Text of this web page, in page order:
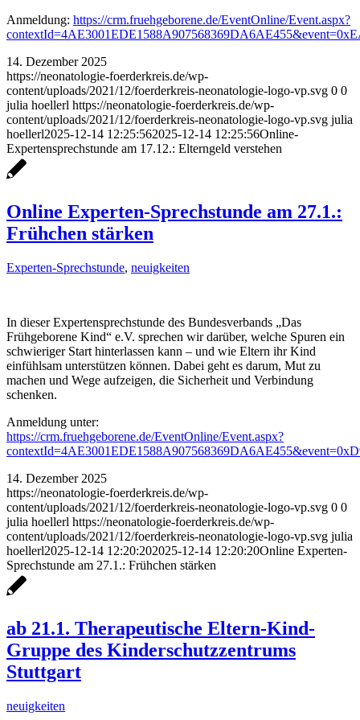
Anmeldung: https://crm.fruehgeborene.de/EventOnline/Event.aspx?
14. Dezember 2025
https://neonatologie-foerderkreis.de/wp-
content/uploads/2021/12/foerderkreis-neonatologie-logo-vp.svg 0 0
julia hoellerl https://neonatologie-foerderkreis.de/wp-
content/uploads/2021/12/foerderkreis-neonatologie-logo-vp.svg julia
hoellerl2025-12-14 12:25:562025-12-14 12:25:56Online-
Expertensprechstunde am 17.12.: Elterngeld verstehen
Online Experten-Sprechstunde am 27.1.:
Frühchen stärken
Experten-Sprechstunde, neuigkeiten
In dieser Expertensprechstunde des Bundesverbands „Das
Frühgeborene Kind“ e.V. sprechen wir darüber, welche Spuren ein
schwieriger Start hinterlassen kann – und wie Eltern ihr Kind
einfühlsam unterstützen können. Dabei geht es darum, Mut zu
machen und Wege aufzeigen, die Sicherheit und Verbindung
schenken.
Anmeldung unter:
https://crm.fruehgeborene.de/EventOnline/Event.aspx?
14. Dezember 2025
https://neonatologie-foerderkreis.de/wp-
content/uploads/2021/12/foerderkreis-neonatologie-logo-vp.svg 0 0
julia hoellerl https://neonatologie-foerderkreis.de/wp-
content/uploads/2021/12/foerderkreis-neonatologie-logo-vp.svg julia
hoellerl2025-12-14 12:20:202025-12-14 12:20:20Online Experten-
Sprechstunde am 27.1.: Frühchen stärken
ab 21.1. Therapeutische Eltern-Kind-
Gruppe des Kinderschutzzentrums
Stuttgart
neuigkeiten